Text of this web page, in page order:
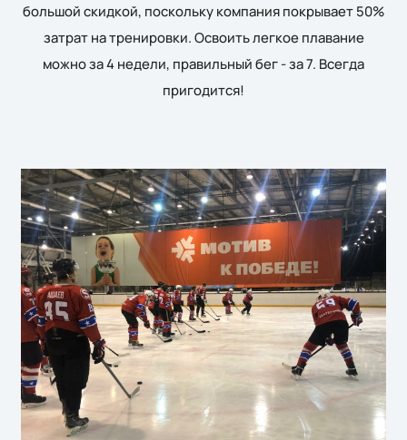
большой скидкой, поскольку компания покрывает 50%
затрат на тренировки. Освоить легкое плавание
можно за 4 недели, правильный бег - за 7. Всегда
пригодится!